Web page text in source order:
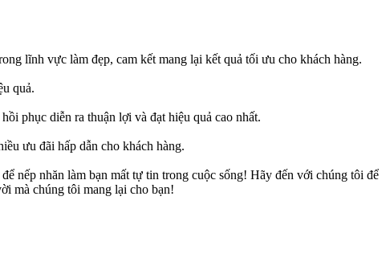
lĩnh vực làm đẹp, cam kết mang lại kết quả tối ưu cho khách hàng.
quả.
phục diễn ra thuận lợi và đạt hiệu quả cao nhất.
ưu đãi hấp dẫn cho khách hàng.
nếp nhăn làm bạn mất tự tin trong cuộc sống! Hãy đến với chúng tôi để
mà chúng tôi mang lại cho bạn!